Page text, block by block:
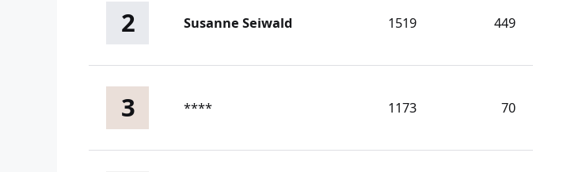
2 Susanne Seiwald 1519 449
3 **** 1173 70